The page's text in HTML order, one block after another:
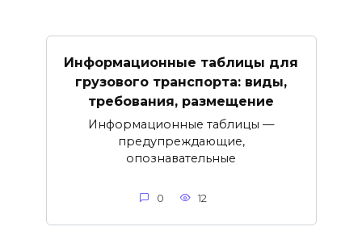
Информационные таблицы для
грузового транспорта: виды,
требования, размещение
Информационные таблицы —
предупреждающие,
опознавательные
0 12